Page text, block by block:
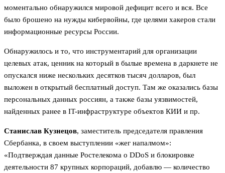
моментально обнаружился мировой дефицит всего и вся. Все
было брошено на нужды кибервойны, где целями хакеров стали
информационные ресурсы России.
Обнаружилось и то, что инструментарий для организации
целевых атак, ценник на который в былые времена в даркнете не
опускался ниже нескольких десятков тысяч долларов, был
выложен в открытый бесплатный доступ. Там же оказались базы
персональных данных россиян, а также базы уязвимостей,
найденных ранее в IT-инфраструктуре объектов КИИ и пр.
Станислав Кузнецов, заместитель председателя правления
Сбербанка, в своем выступлении «жег напалмом»:
«Подтверждая данные Ростелекома о DDoS и блокировке
деятельности 87 крупных корпораций, добавлю — количество